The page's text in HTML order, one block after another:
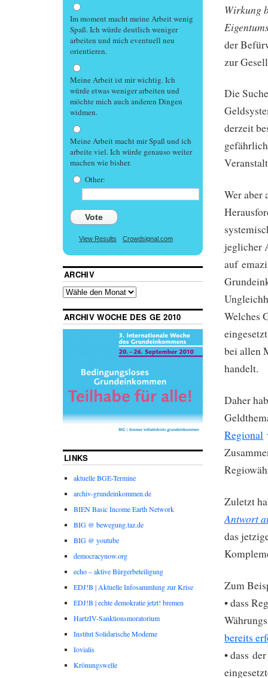
Wirkung
der
zur
Die
derzeit
Wer aber
jeglicher
auf
Welches
bei allen
handelt.
Daher
Regional
Zuletzt
Antwort
das
Zum
• dass
bereits
• dass
Im moment macht meine Arbeit wenig
Spaß. Ich würde deutlich weniger
arbeiten und mich eventuell neu
orientieren.
Meine Arbeit ist mir wichtig. Ich
würde etwas weniger arbeiten und
möchte mich auch anderen Dingen
widmen.
Meine Arbeit macht mir Spaß und ich
arbeite viel. Ich würde genauso weiter
machen wie bisher.
Other:
Vote
View Results Crowdsignal.com
ARCHIV
ARCHIV WOCHE DES GE 2010
LINKS
aktuelle BGE-Termine
archiv-grundeinkommen.de
BIEN Basic Income Earth Network
BIG @ bewegung.taz.de
BIG @ youtube
democracynow.org
echo – aktive Bürgerbeteiligung
EDJ!B | Aktuelle Infosammlung zur Krise
EDJ!B | echte demokratie jetzt! bremen
HartzIV-Sanktionsmoratorium
Institut Solidarische Moderne
Iovialis
Krönungswelle